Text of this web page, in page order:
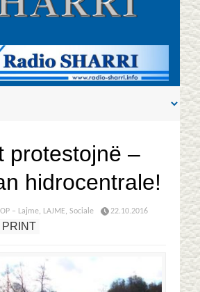
protestojnë –
hidrocentrale!
– Lajme, LAJME, Sociale 22.10.2016
PRINT